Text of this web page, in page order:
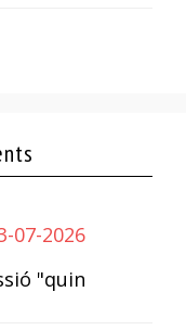
07-2026
"quin